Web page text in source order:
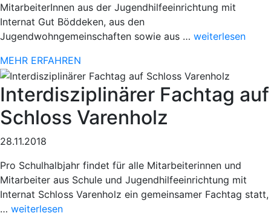
MitarbeiterInnen aus der Jugendhilfeeinrichtung mit
Internat Gut Böddeken, aus den
Jugendwohngemeinschaften sowie aus … „Sportlicher
78.
Paderborner
Osterlauf“
weiterlesen
MEHR ERFAHREN
Interdisziplinärer Fachtag auf
Schloss Varenholz
28.11.2018
Pro Schulhalbjahr findet für alle Mitarbeiterinnen und
Mitarbeiter aus Schule und Jugendhilfeeinrichtung mit
Internat Schloss Varenholz ein gemeinsamer Fachtag statt,
… „Sportlicher
weiterlesen